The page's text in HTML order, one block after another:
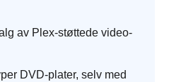
av Plex-støttede video-
DVD-plater, selv med